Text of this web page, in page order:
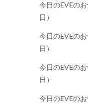
今日のEVEの
日）
今日のEVEの
日）
今日のEVEの
日）
今日のEVEの